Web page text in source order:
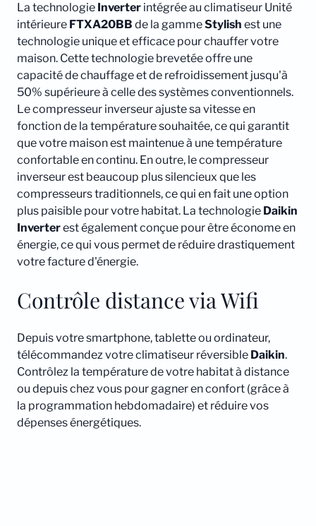
La technologie Inverter intégrée au climatiseur Unité
intérieure FTXA20BB de la gammeStylish est une
technologie unique et efficace pour chauffer votre
maison. Cette technologie brevetée offre une
capacité de chauffage et de refroidissement jusqu'à
50% supérieure à celle des systèmes conventionnels.
Le compresseur inverseur ajuste sa vitesse en
fonction de la température souhaitée, ce qui garantit
que votre maison est maintenue à une température
confortable en continu. En outre, le compresseur
inverseur est beaucoup plus silencieux que les
compresseurs traditionnels, ce qui en fait une option
plus paisible pour votre habitat. La technologie Daikin
Inverterest également conçue pour être économe en
énergie, ce qui vous permet de réduire drastiquement
votre facture d'énergie.
Contrôle distance via Wifi
Depuis votre smartphone, tablette ou ordinateur,
télécommandez votre climatiseur réversible Daikin.
Contrôlez la température de votre habitat à distance
ou depuis chez vous pour gagner en confort (grâce à
la programmation hebdomadaire) et réduire vos
dépenses énergétiques.